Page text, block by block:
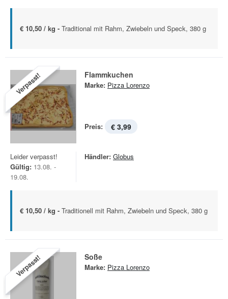
€ 10,50 / kg - Traditional mit Rahm, Zwiebeln und Speck, 380 g
Verpasst! Flammkuchen
Marke: Pizza Lorenzo
Preis: € 3,99
Leider verpasst!
Gültig: 13.08. -
19.08.
Händler: Globus
€ 10,50 / kg - Traditionell mit Rahm, Zwiebeln und Speck, 380 g
Verpasst! Soße
Marke: Pizza Lorenzo